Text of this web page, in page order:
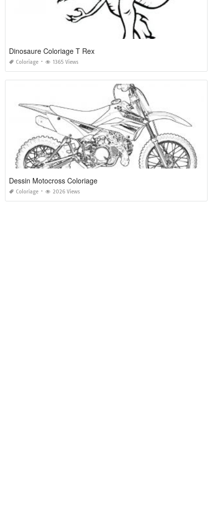
Dinosaure Coloriage T Rex
Coloriage 1365 Views
Dessin Motocross Coloriage
Coloriage 2026 Views